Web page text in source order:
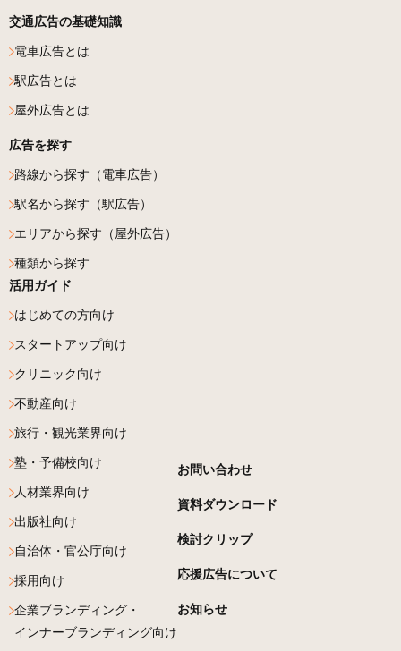
交通広告の基礎知識
電車広告とは
駅広告とは
屋外広告とは
広告を探す
路線から探す（電車広告）
駅名から探す（駅広告）
エリアから探す（屋外広告）
種類から探す
活用ガイド
はじめての方向け
スタートアップ向け
クリニック向け
不動産向け
旅行・観光業界向け
塾・予備校向け
人材業界向け
出版社向け
自治体・官公庁向け
採用向け
企業ブランディング・
インナーブランディング向け
お問い合わせ
資料ダウンロード
検討クリップ
応援広告について
お知らせ